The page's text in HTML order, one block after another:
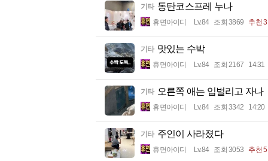
기타 동탄코스프레 누나
휴면아이디 Lv.84 조회 3869 추천 3
기타 맛있는 수박
휴면아이디 Lv.84 조회 2167 14:31
기타 오른쪽 애는 입벌리고 자나
휴면아이디 Lv.84 조회 3342 14:20
기타 주인이 사라졌다
휴면아이디 Lv.84 조회 3053 추천 5